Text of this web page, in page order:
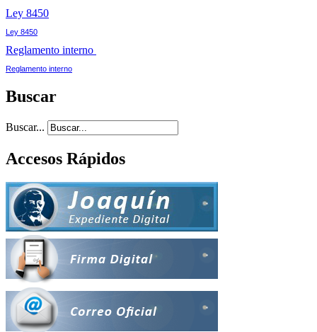
Ley 8450
Ley 8450
Reglamento interno
Reglamento interno
Buscar
Buscar...
Accesos Rápidos